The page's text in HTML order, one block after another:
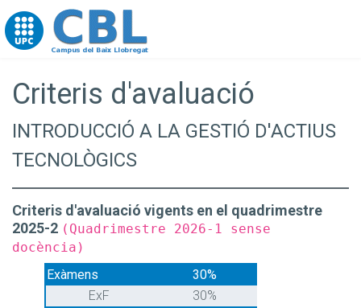
Go to upc.edu
Criteris d'avaluació
INTRODUCCIÓ A LA GESTIÓ D'ACTIUS
TECNOLÒGICS
Criteris d'avaluació vigents en el quadrimestre
2025-2 (Quadrimestre 2026-1 sense
docència)
Exàmens
30%
ExF
30%